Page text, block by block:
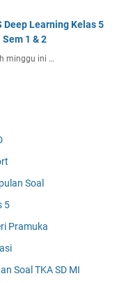
Deep Learning Kelas 5
1 & 2
minggu ini …
Soal
5
Pramuka
Soal TKA SD MI